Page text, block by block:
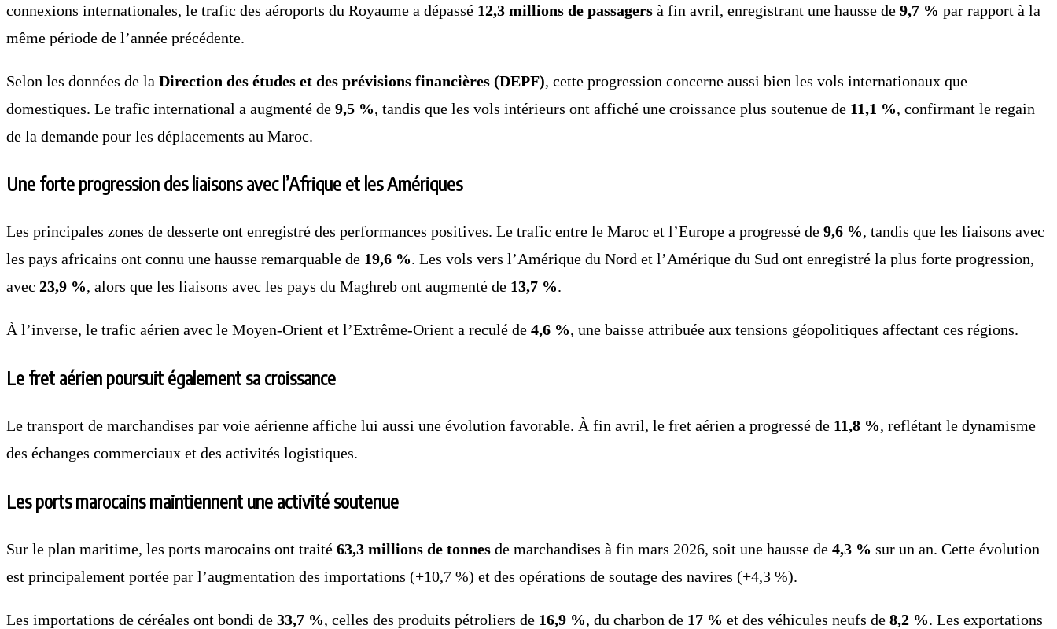
connexions internationales, le trafic des aéroports du Royaume a dépassé 12,3 millions de passagers à fin avril, enregistrant une hausse de 9,7 % par rapport à la
même période de l’année précédente.
Selon les données de la Direction des études et des prévisions financières (DEPF), cette progression concerne aussi bien les vols internationaux que
domestiques. Le trafic international a augmenté de 9,5 %, tandis que les vols intérieurs ont affiché une croissance plus soutenue de 11,1 %, confirmant le regain
de la demande pour les déplacements au Maroc.
Une forte progression des liaisons avec l’Afrique et les Amériques
Les principales zones de desserte ont enregistré des performances positives. Le trafic entre le Maroc et l’Europe a progressé de 9,6 %, tandis que les liaisons avec
les pays africains ont connu une hausse remarquable de 19,6 %. Les vols vers l’Amérique du Nord et l’Amérique du Sud ont enregistré la plus forte progression,
avec 23,9 %, alors que les liaisons avec les pays du Maghreb ont augmenté de 13,7 %.
À l’inverse, le trafic aérien avec le Moyen-Orient et l’Extrême-Orient a reculé de 4,6 %, une baisse attribuée aux tensions géopolitiques affectant ces régions.
Le fret aérien poursuit également sa croissance
Le transport de marchandises par voie aérienne affiche lui aussi une évolution favorable. À fin avril, le fret aérien a progressé de 11,8 %, reflétant le dynamisme
des échanges commerciaux et des activités logistiques.
Les ports marocains maintiennent une activité soutenue
Sur le plan maritime, les ports marocains ont traité 63,3 millions de tonnes de marchandises à fin mars 2026, soit une hausse de 4,3 % sur un an. Cette évolution
est principalement portée par l’augmentation des importations (+10,7 %) et des opérations de soutage des navires (+4,3 %).
Les importations de céréales ont bondi de 33,7 %, celles des produits pétroliers de 16,9 %, du charbon de 17 % et des véhicules neufs de 8,2 %. Les exportations